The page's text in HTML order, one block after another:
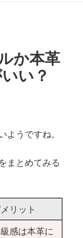
か本革
い？
うですね。
まとめてみる
リット
感は本革に